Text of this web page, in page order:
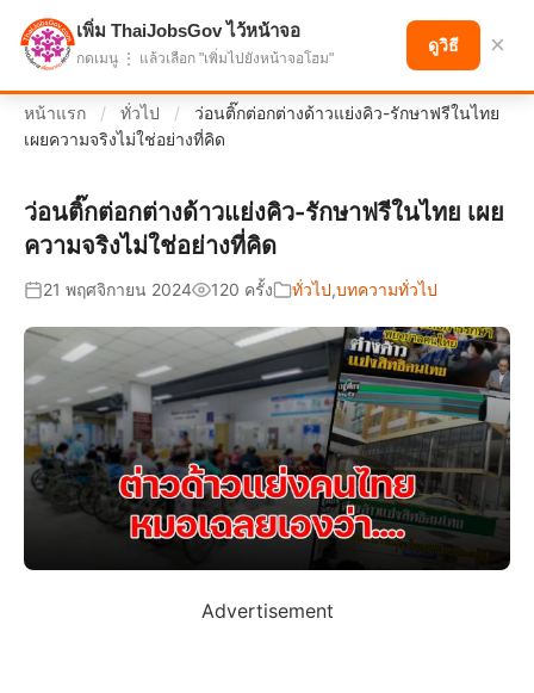
แบ่งปันโอกาส เพื่ออนาคตที่ก้าวหน้า
หน้าแรก / ทั่วไป /
ว่อนติ๊กต่อกต่างด้าวแย่งคิว-รักษาฟรีในไทย
เผยความจริงไม่ใช่อย่างที่คิด
ว่อนติ๊กต่อกต่างด้าวแย่งคิว-รักษาฟรีในไทย เผย
ความจริงไม่ใช่อย่างที่คิด
21 พฤศจิกายน 2024 120 ครั้ง ทั่วไป,บทความทั่วไป
Advertisement
เพิ่ม ThaiJobsGov ไว้หน้าจอ
กดเมนู ⋮ แล้วเลือก "เพิ่มไปยังหน้าจอโฮม"
ดูวิธี ×